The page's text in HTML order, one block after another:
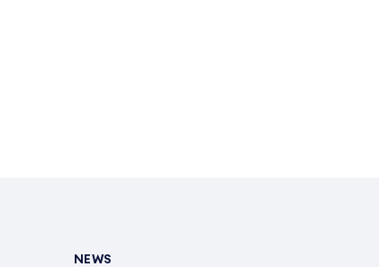
NEWS